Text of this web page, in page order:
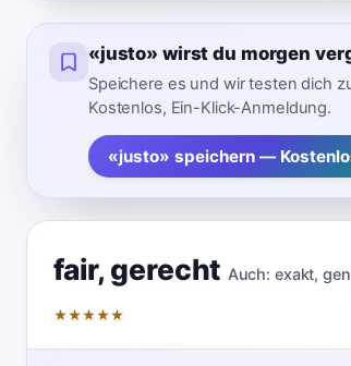
«justo» wirst du morgen
Speichere es und wir testen dich
Kostenlos, Ein-Klick-Anmeldung.
«justo» speichern —
fair, gerecht Auch: exakt,
★★★★★